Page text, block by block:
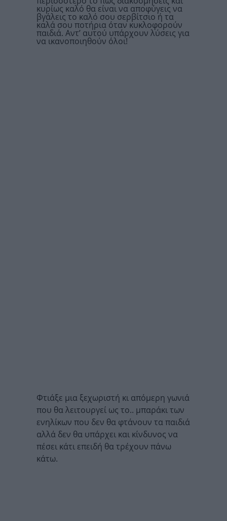
κυρίως καλό θα είναι να αποφύγεις να
βγάλεις το καλό σου σερβίτσιο ή τα
καλά σου ποτήρια όταν κυκλοφορούν
παιδιά. Αντ’ αυτού υπάρχουν λύσεις για
να ικανοποιηθούν όλοι!
Φτιάξε μια ξεχωριστή κι απόμερη γωνιά
που θα λειτουργεί ως το.. μπαράκι των
ενηλίκων που δεν θα φτάνουν τα παιδιά
αλλά δεν θα υπάρχει και κίνδυνος να
πέσει κάτι επειδή θα τρέχουν πάνω
κάτω.